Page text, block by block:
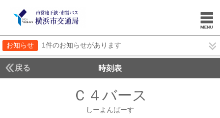
お知らせ 1件のお知らせがあります
戻る 時刻表
Ｃ４バース
しーよんばーす